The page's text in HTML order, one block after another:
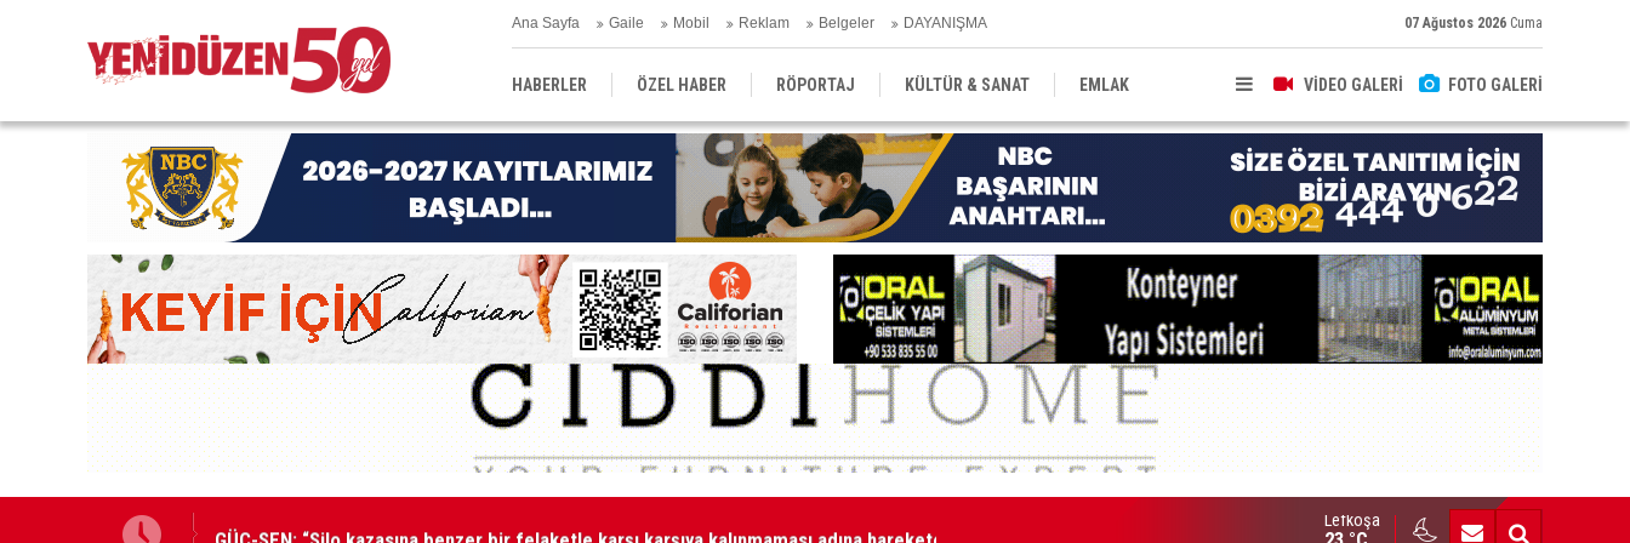
Ana Sayfa Gaile Mobil Reklam Belgeler DAYANIŞMA 07 Ağustos 2026 Cuma
VİDEO GALERİ FOTO GALERİ
HABERLER ÖZEL HABER RÖPORTAJ KÜLTÜR & SANAT EMLAK
EĞİTİM YEREL YÖNETİM DERGİLER SEKTÖR
GÜÇ-SEN: “Silo kazasına benzer bir felaketle karşı karşıya kalınmaması adına harekete geçtik
Lefkoşa